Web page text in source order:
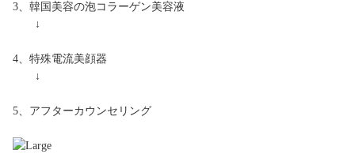
3、韓国美容の泡コラーゲン美容液
↓
4、特殊電流美顔器
↓
5、アフターカウンセリング